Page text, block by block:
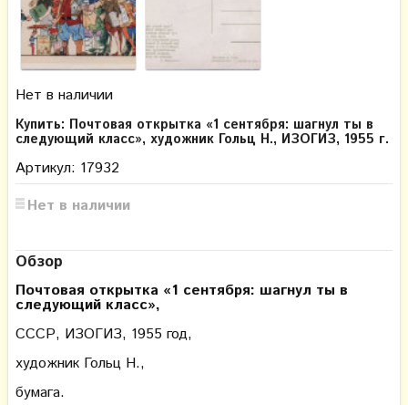
Нет в наличии
Купить: Почтовая открытка «1 сентября: шагнул ты в
следующий класс», художник Гольц Н., ИЗОГИЗ, 1955 г.
Артикул: 17932
Нет в наличии
Обзор
Почтовая открытка «1 сентября: шагнул ты в
следующий класс»,
СССР, ИЗОГИЗ, 1955 год,
художник Гольц Н.,
бумага.